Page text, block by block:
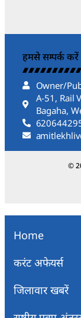
हमसे सम्पर्क करें
Owner/
A-51, Rail
Bagaha,
©
Home
करंट अफेयर्स
जिलावार खबरें